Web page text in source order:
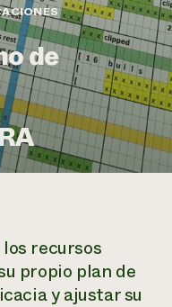
electrónicos
Energy
AgriSolar
de
recursos
propio plan de
y ajustar su